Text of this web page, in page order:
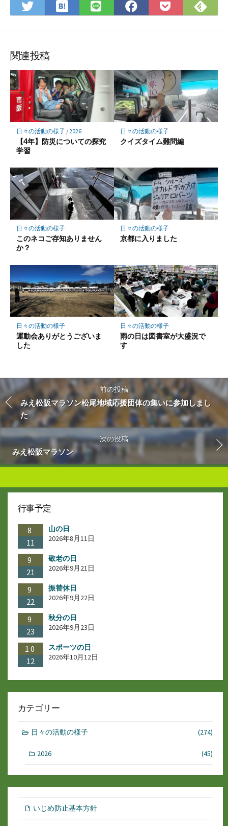
Twitter
で
ア
は
て
ク
マ
ー
ク
に
保
存
LINE
で
Facebook
で
Pocket
に
で
関連投稿
日々の活動の様子/2026
【4年】防災についての探究
学習
日々の活動の様子
クイズタイム難問編
日々の活動の様子
このネコご存知ありません
か？
日々の活動の様子
京都に入りました
日々の活動の様子
運動会ありがとうございま
した
日々の活動の様子
雨の日は図書室が大盛況で
す
前の投稿
みえ松阪マラソン松尾地域応援団体の集いに参加しまし
た
次の投稿
みえ松阪マラソン
行事予定
8
11
山の日
2026年8月11日
9
21
敬老の日
2026年9月21日
9
22
振替休日
2026年9月22日
9
23
秋分の日
2026年9月23日
10
12
スポーツの日
2026年10月12日
カテゴリー
日々の活動の様子 (274)
2026 (45)
いじめ防止基本方針